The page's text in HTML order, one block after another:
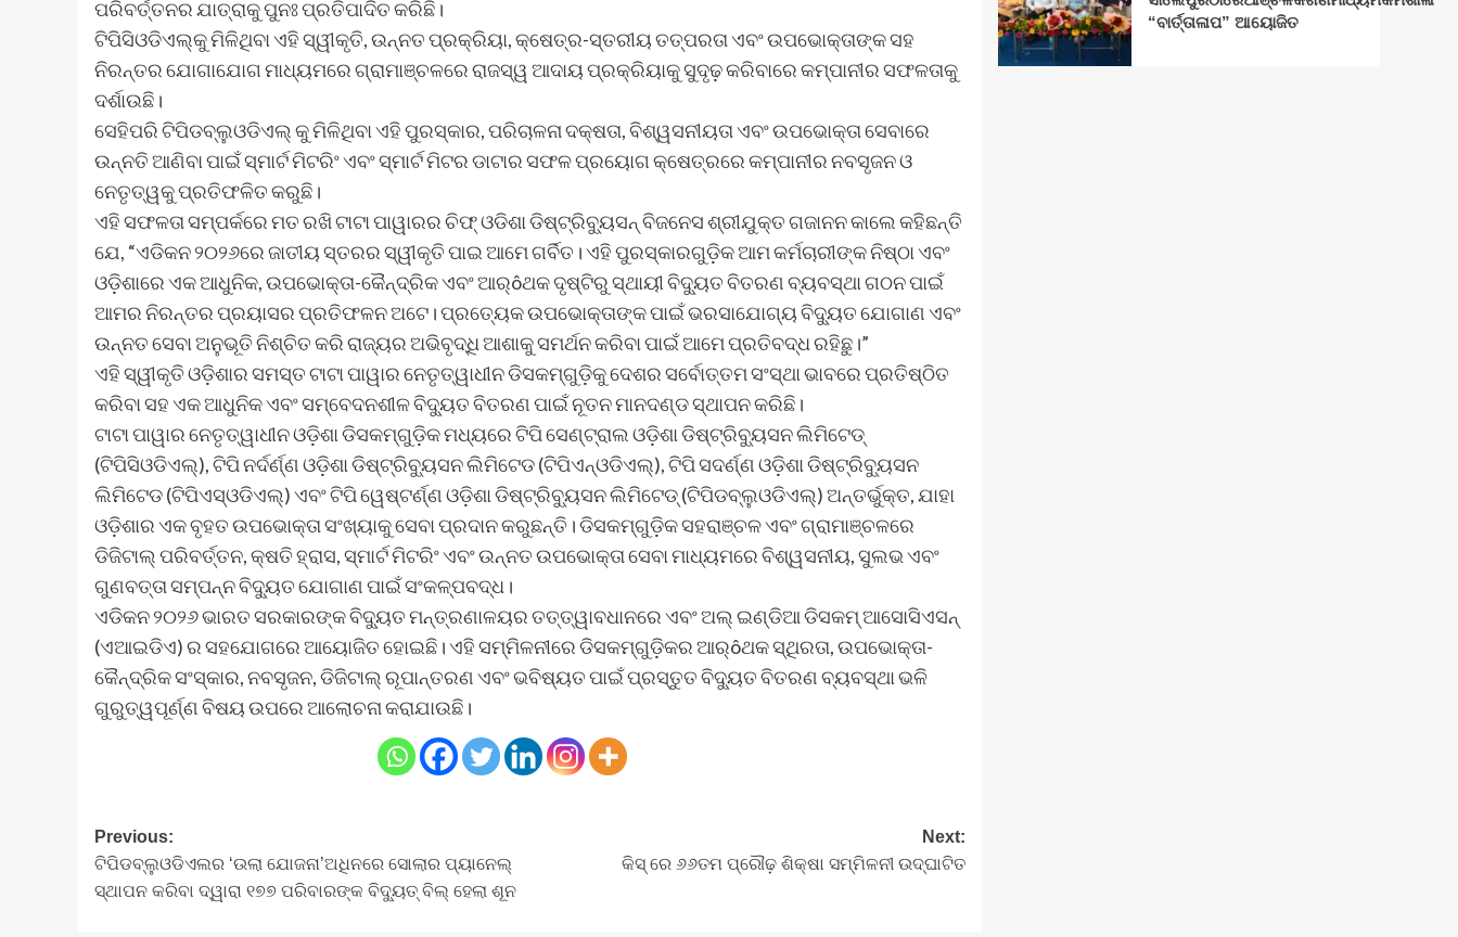
ପରିବର୍ତ୍ତନର ଯାତ୍ରାକୁ ପୁନଃ ପ୍ରତିପାଦିତ କରିଛି।
ଟିପିସିଓଡିଏଲ୍‌କୁ ମିଳିଥିବା ଏହି ସ୍ୱୀକୃତି, ଉନ୍ନତ ପ୍ରକ୍ରିୟା, କ୍ଷେତ୍ର-ସ୍ତରୀୟ ତତ୍ପରତା ଏବଂ ଉପଭୋକ୍ତାଙ୍କ ସହ
ନିରନ୍ତର ଯୋଗାଯୋଗ ମାଧ୍ୟମରେ ଗ୍ରାମାଞ୍ଚଳରେ ରାଜସ୍ୱ ଆଦାୟ ପ୍ରକ୍ରିୟାକୁ ସୁଦୃଢ଼ କରିବାରେ କମ୍ପାନୀର ସଫଳତାକୁ
ଦର୍ଶାଉଛି।
ସେହିପରି ଟିପିଡବ୍ଲୁଓଡିଏଲ୍ କୁ ମିଳିଥିବା ଏହି ପୁରସ୍କାର, ପରିଚାଳନା ଦକ୍ଷତା, ବିଶ୍ୱସନୀୟତା ଏବଂ ଉପଭୋକ୍ତା ସେବାରେ
ଉନ୍ନତି ଆଣିବା ପାଇଁ ସ୍ମାର୍ଟ ମିଟରିଂ ଏବଂ ସ୍ମାର୍ଟ ମିଟର ଡାଟାର ସଫଳ ପ୍ରୟୋଗ କ୍ଷେତ୍ରରେ କମ୍ପାନୀର ନବସୃଜନ ଓ
ନେତୃତ୍ୱକୁ ପ୍ରତିଫଳିତ କରୁଛି।
ଏହି ସଫଳତା ସମ୍ପର୍କରେ ମତ ରଖି ଟାଟା ପାୱାରର ଚିଫ୍ ଓଡିଶା ଡିଷ୍ଟ୍ରିବ୍ୟୁସନ୍ ବିଜନେସ ଶ୍ରୀଯୁକ୍ତ ଗଜାନନ କାଲେ କହିଛନ୍ତି
ଯେ, “ଏଡିକନ ୨୦୨୬ରେ ଜାତୀୟ ସ୍ତରର ସ୍ୱୀକୃତି ପାଇ ଆମେ ଗର୍ବିତ। ଏହି ପୁରସ୍କାରଗୁଡ଼ିକ ଆମ କର୍ମଚାରୀଙ୍କ ନିଷ୍ଠା ଏବଂ
ଓଡ଼ିଶାରେ ଏକ ଆଧୁନିକ, ଉପଭୋକ୍ତା-କୈନ୍ଦ୍ରିକ ଏବଂ ଆର୍ôଥକ ଦୃଷ୍ଟିରୁ ସ୍ଥାୟୀ ବିଦ୍ୟୁତ ବିତରଣ ବ୍ୟବସ୍ଥା ଗଠନ ପାଇଁ
ଆମର ନିରନ୍ତର ପ୍ରୟାସର ପ୍ରତିଫଳନ ଅଟେ। ପ୍ରତ୍ୟେକ ଉପଭୋକ୍ତାଙ୍କ ପାଇଁ ଭରସାଯୋଗ୍ୟ ବିଦ୍ୟୁତ ଯୋଗାଣ ଏବଂ
ଉନ୍ନତ ସେବା ଅନୁଭୂତି ନିଶ୍ଚିତ କରି ରାଜ୍ୟର ଅଭିବୃଦ୍ଧି ଆଶାକୁ ସମର୍ଥନ କରିବା ପାଇଁ ଆମେ ପ୍ରତିବଦ୍ଧ ରହିଛୁ।”
ଏହି ସ୍ୱୀକୃତି ଓଡ଼ିଶାର ସମସ୍ତ ଟାଟା ପାୱାର ନେତୃତ୍ୱାଧୀନ ଡିସକମ୍‌ଗୁଡ଼ିକୁ ଦେଶର ସର୍ବୋତ୍ତମ ସଂସ୍ଥା ଭାବରେ ପ୍ରତିଷ୍ଠିତ
କରିବା ସହ ଏକ ଆଧୁନିକ ଏବଂ ସମ୍ବେଦନଶୀଳ ବିଦ୍ୟୁତ ବିତରଣ ପାଇଁ ନୂତନ ମାନଦଣ୍ଡ ସ୍ଥାପନ କରିଛି।
ଟାଟା ପାୱାର ନେତୃତ୍ୱାଧୀନ ଓଡ଼ିଶା ଡିସକମ୍‌ଗୁଡ଼ିକ ମଧ୍ୟରେ ଟିପି ସେଣ୍ଟ୍ରାଲ ଓଡ଼ିଶା ଡିଷ୍ଟ୍ରିବ୍ୟୁସନ ଲିମିଟେଡ୍
(ଟିପିସିଓଡିଏଲ୍‌), ଟିପି ନର୍ଦର୍ଣ୍ଣ ଓଡ଼ିଶା ଡିଷ୍ଟ୍ରିବ୍ୟୁସନ ଲିମିଟେଡ (ଟିପିଏନ୍‌ଓଡିଏଲ୍‌), ଟିପି ସଦର୍ଣ୍ଣ ଓଡ଼ିଶା ଡିଷ୍ଟ୍ରିବ୍ୟୁସନ
ଲିମିଟେଡ (ଟିପିଏସ୍‌ଓଡିଏଲ୍‌) ଏବଂ ଟିପି ୱେଷ୍ଟର୍ଣ୍ଣ ଓଡ଼ିଶା ଡିଷ୍ଟ୍ରିବ୍ୟୁସନ ଲିମିଟେଡ୍ (ଟିପିଡବ୍ଲୁଓଡିଏଲ୍‌) ଅନ୍ତର୍ଭୁକ୍ତ, ଯାହା
ଓଡ଼ିଶାର ଏକ ବୃହତ ଉପଭୋକ୍ତା ସଂଖ୍ୟାକୁ ସେବା ପ୍ରଦାନ କରୁଛନ୍ତି। ଡିସକମ୍‌ଗୁଡ଼ିକ ସହରାଞ୍ଚଳ ଏବଂ ଗ୍ରାମାଞ୍ଚଳରେ
ଡିଜିଟାଲ୍ ପରିବର୍ତ୍ତନ, କ୍ଷତି ହ୍ରାସ, ସ୍ମାର୍ଟ ମିଟରିଂ ଏବଂ ଉନ୍ନତ ଉପଭୋକ୍ତା ସେବା ମାଧ୍ୟମରେ ବିଶ୍ୱସନୀୟ, ସୁଲଭ ଏବଂ
ଗୁଣବତ୍ତା ସମ୍ପନ୍ନ ବିଦ୍ୟୁତ ଯୋଗାଣ ପାଇଁ ସଂକଳ୍ପବଦ୍ଧ।
ଏଡିକନ ୨୦୨୬ ଭାରତ ସରକାରଙ୍କ ବିଦ୍ୟୁତ ମନ୍ତ୍ରଣାଳୟର ତତ୍ତ୍ୱାବଧାନରେ ଏବଂ ଅଲ୍ ଇଣ୍ଡିଆ ଡିସକମ୍ ଆସୋସିଏସନ୍
(ଏଆଇଡିଏ) ର ସହଯୋଗରେ ଆୟୋଜିତ ହୋଇଛି। ଏହି ସମ୍ମିଳନୀରେ ଡିସକମ୍‌ଗୁଡ଼ିକର ଆର୍ôଥକ ସ୍ଥିରତା, ଉପଭୋକ୍ତା-
କୈନ୍ଦ୍ରିକ ସଂସ୍କାର, ନବସୃଜନ, ଡିଜିଟାଲ୍ ରୂପାନ୍ତରଣ ଏବଂ ଭବିଷ୍ୟତ ପାଇଁ ପ୍ରସ୍ତୁତ ବିଦ୍ୟୁତ ବିତରଣ ବ୍ୟବସ୍ଥା ଭଳି
ଗୁରୁତ୍ୱପୂର୍ଣ୍ଣ ବିଷୟ ଉପରେ ଆଲୋଚନା କରାଯାଉଛି।
Post
navigation
Previous:
ଟିପିଡବ୍ଲୁଓଡିଏଲର ‘ଉଲା ଯୋଜନା’ଅଧିନରେ ସୋଲାର ପ୍ୟାନେଲ୍
ସ୍ଥାପନ କରିବା ଦ୍ୱାରା ୧୭୭ ପରିବାରଙ୍କ ବିଦ୍ୟୁତ୍ ବିଲ୍ ହେଲା ଶୂନ
Next:
କିସ୍‍ ରେ ୬୬ତମ ପ୍ରୌଢ଼ ଶିକ୍ଷା ସମ୍ମିଳନୀ ଉଦ୍‍ଘାଟିତ
“ବାର୍ତ୍ତାଳାପ” ଆୟୋଜିତ